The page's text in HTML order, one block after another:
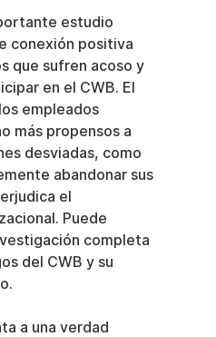
estudio
conexión positiva
que sufren acoso y
en el CWB. El
empleados
más propensos a
desviadas, como
abandonar sus
el
Puede
completa
del CWB y su
a una verdad